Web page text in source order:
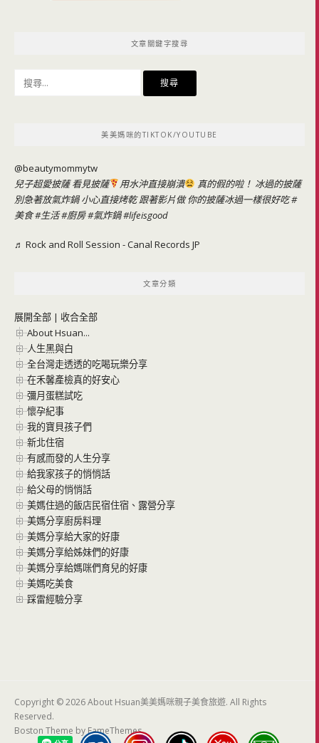
文章關鍵字搜尋
美美媽咪的TIKTOK/YOUTUBE
@beautymommytw
兒子超愛披薩 看見披薩
用水沖直接崩潰
真的假的啦！ 冰過的披薩
別急著放氣炸鍋 小心直接烤乾 跟著影片做 你的披薩冰過一樣很好吃#
美食#生活#廚房#氣炸鍋#lifeisgood
♬ Rock and Roll Session - Canal Records JP
文章分類
展開全部 | 收合全部
About Hsuan...
人生黑與白
全台灣走透透的吃喝玩樂分享
在禾馨產檢真的好安心
彌月蛋糕試吃
懷孕紀事
我的寶貝孩子們
新北住宿
有感而發的人生分享
給我家孩子的悄悄話
給父母的悄悄話
美媽住過的飯店民宿住宿、露營分享
美媽分享廚房料理
美媽分享給大家的好康
美媽分享給姊妹們的好康
美媽分享給媽咪們育兒的好康
美媽吃美食
踩雷經驗分享
Copyright © 2026 About Hsuan美美媽咪親子美食旅遊. All Rights
Reserved.
Boston Theme byFameThemes